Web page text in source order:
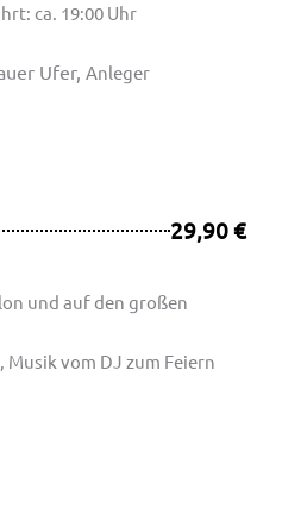
ca. 19:00 Uhr
Ufer, Anleger
29,90 €
und auf den großen
vom DJ zum Feiern